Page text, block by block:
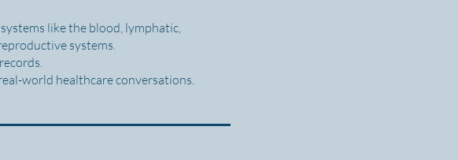
like the blood, lymphatic,
systems.
world healthcare conversations.